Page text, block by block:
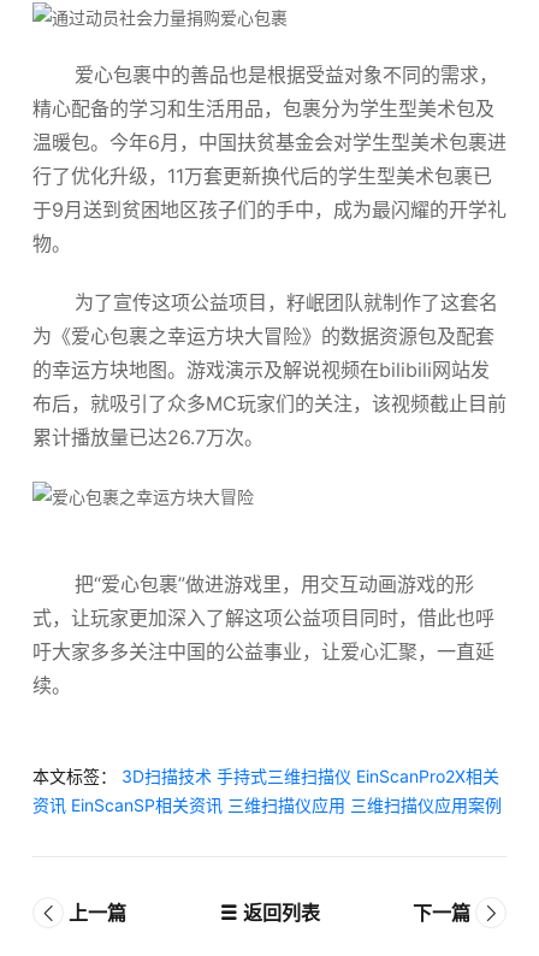
爱心包裹中的善品也是根据受益对象不同的需求，
精心配备的学习和生活用品，包裹分为学生型美术包及
温暖包。今年6月，中国扶贫基金会对学生型美术包裹进
行了优化升级，11万套更新换代后的学生型美术包裹已
于9月送到贫困地区孩子们的手中，成为最闪耀的开学礼
物。
为了宣传这项公益项目，籽岷团队就制作了这套名
为《爱心包裹之幸运方块大冒险》的数据资源包及配套
的幸运方块地图。游戏演示及解说视频在bilibili网站发
布后，就吸引了众多MC玩家们的关注，该视频截止目前
累计播放量已达26.7万次。
把“爱心包裹”做进游戏里，用交互动画游戏的形
式，让玩家更加深入了解这项公益项目同时，借此也呼
吁大家多多关注中国的公益事业，让爱心汇聚，一直延
续。
本文标签： 3D扫描技术 手持式三维扫描仪 EinScanPro2X相关
资讯 EinScanSP相关资讯 三维扫描仪应用 三维扫描仪应用案例
上一篇 返回列表 下一篇